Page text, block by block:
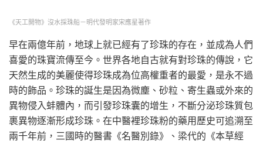
《天工開物》沒水採珠船－明代發明家宋應星著作
早在兩億年前，地球上就已經有了珍珠的存在，並成為人們
喜愛的珠寶流傳至今。世界各地自古就有對珍珠的傳說，它
天然生成的美麗使得珍珠成為位高權重者的最愛，是永不過
時的飾品。珍珠的誕生是因為微塵、砂粒、寄生蟲或外來的
異物侵入蚌體內，而引發珍珠囊的增生，不斷分泌珍珠質包
裹異物逐漸形成珍珠。在中醫裡珍珠粉的藥用歷史可追溯至
兩千年前，三國時的醫書《名醫別錄》、梁代的《本草經